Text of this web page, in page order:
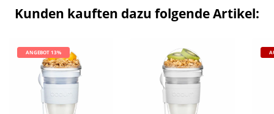
Kunden kauften dazu folgende Artikel:
ANGEBOT 13%